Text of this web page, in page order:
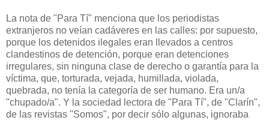
La nota de "Para Tí" menciona que los periodistas
extranjeros no veían cadáveres en las calles: por supuesto,
porque los detenidos ilegales eran llevados a centros
clandestinos de detención, porque eran detenciones
irregulares, sin ninguna clase de derecho o garantía para la
víctima, que, torturada, vejada, humillada, violada,
quebrada, no tenía la categoría de ser humano. Era un/a
"chupado/a". Y la sociedad lectora de "Para Tí", de "Clarín",
de las revistas "Somos", por decir sólo algunas, ignoraba